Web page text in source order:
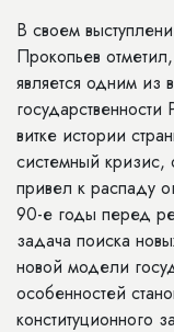
В своем
Прокопьев
является одним из
витке истории
системный кризис,
привел к распаду
90-е годы перед
задача поиска
новой модели
особенностей
конституционного